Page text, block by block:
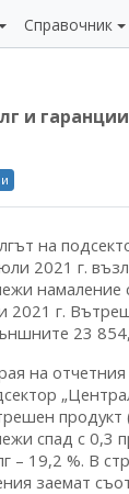
Справочник
и
на
2021 г.
намаление
2021 г.
23
на
продукт
спад с 0,3
19,2 %. В
заемат